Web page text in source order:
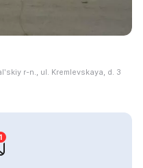
r-n., ul. Kremlevskaya, d. 3